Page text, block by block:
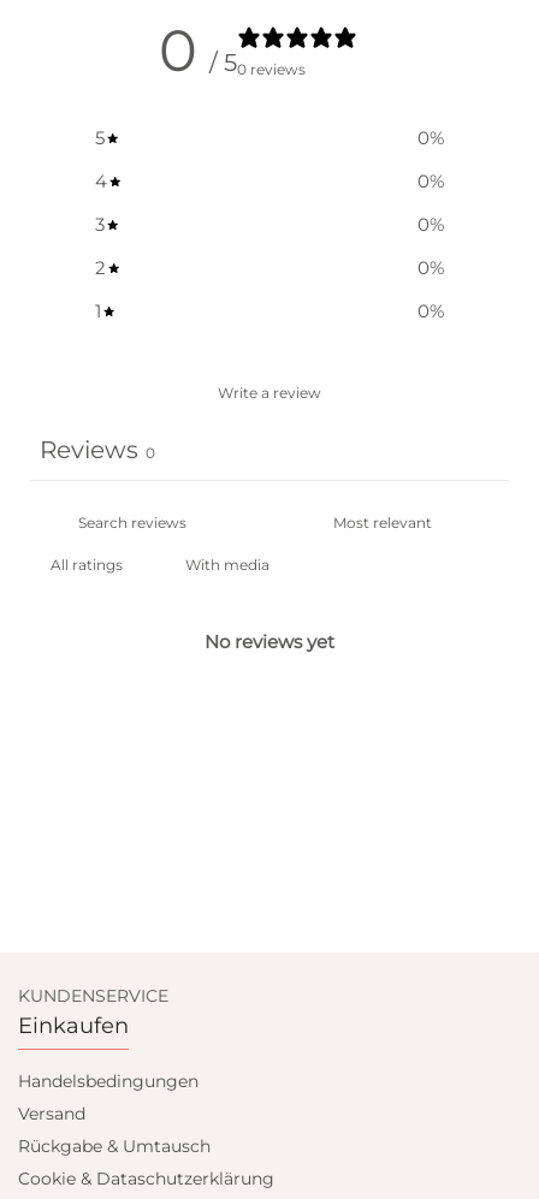
0 / 50 reviews
5 0%
4
0%
3
0%
2
0%
1
0%
Write a review
Reviews 0
With media
No reviews yet
KUNDENSERVICE
Einkaufen
Handelsbedingungen
Versand
Rückgabe & Umtausch
Cookie & Dataschutzerklärung